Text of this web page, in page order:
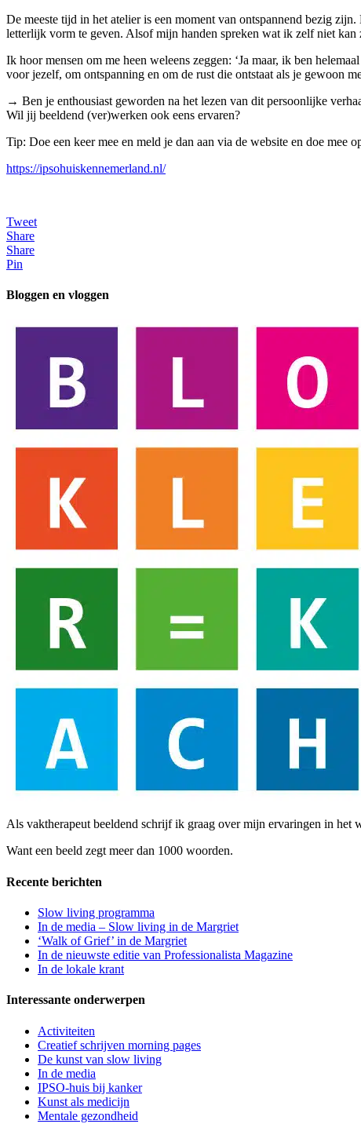
De meeste tijd in het atelier is een moment van ontspannend bezig
letterlijk vorm te geven. Alsof mijn handen spreken wat ik zelf niet
Ik hoor mensen om me heen weleens zeggen: ‘Ja maar, ik ben
voor jezelf, om ontspanning en om de rust die ontstaat als je gewoon
→ Ben je enthousiast geworden na het lezen van dit persoonlijke
Wil jij beeldend (ver)werken ook eens ervaren?
Tip: Doe een keer mee en meld je dan aan via de website en doe
https://ipsohuiskennemerland.nl/
Tweet
Share
Share
Pin
Bloggen en vloggen
Als vaktherapeut beeldend schrijf ik graag over mijn ervaringen in het
Want een beeld zegt meer dan 1000 woorden.
Recente berichten
Slow living programma
In de media – Slow living in de Margriet
‘Walk of Grief’ in de Margriet
In de nieuwste editie van Professionalista Magazine
In de lokale krant
Interessante onderwerpen
Activiteiten
Creatief schrijven morning pages
De kunst van slow living
In de media
IPSO-huis bij kanker
Kunst als medicijn
Mentale gezondheid